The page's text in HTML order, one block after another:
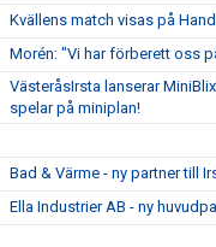
Kvällens match visas på
Morén: "Vi har förberett oss
VästeråsIrsta lanserar
spelar på miniplan!
Bad & Värme - ny partner till
Ella Industrier AB - ny